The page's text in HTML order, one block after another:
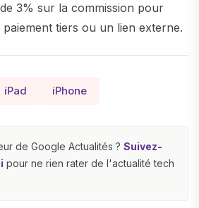
3% sur la commission pour
tiers ou un lien externe.
iPad iPhone
de Google Actualités ? Suivez-
pour ne rien rater de l'actualité tech